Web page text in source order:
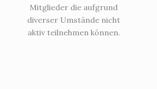
Mitglieder die aufgrund
diverser Umstände nicht
aktiv teilnehmen können.